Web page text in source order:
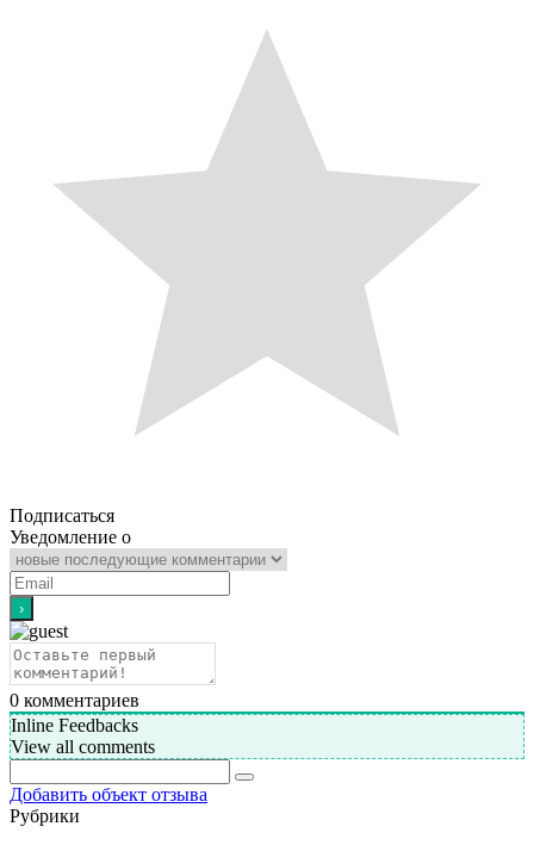
Подписаться
Уведомление о
0 комментариев
Inline Feedbacks
View all comments
Добавить объект отзыва
Рубрики